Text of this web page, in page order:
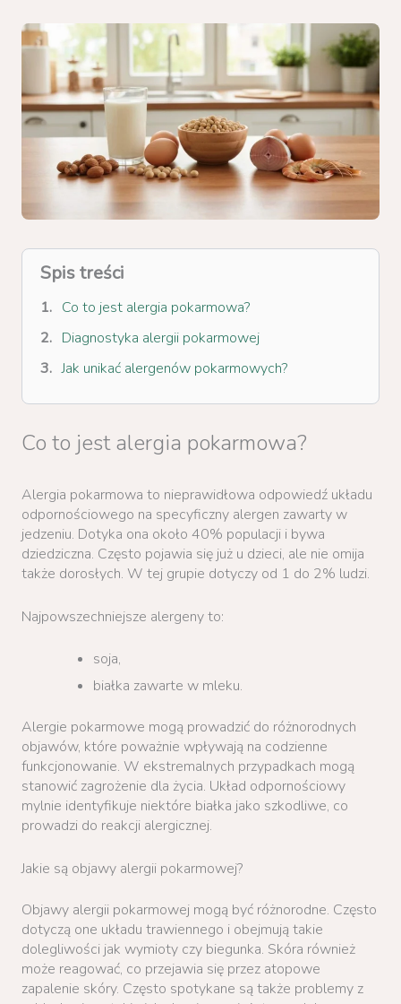
Spis treści
Co to jest alergia pokarmowa?
Diagnostyka alergii pokarmowej
Jak unikać alergenów pokarmowych?
Co to jest alergia pokarmowa?
Alergia pokarmowa to nieprawidłowa odpowiedź układu
odpornościowego na specyficzny alergen zawarty w
jedzeniu. Dotyka ona około 40% populacji i bywa
dziedziczna. Często pojawia się już u dzieci, ale nie omija
także dorosłych. W tej grupie dotyczy od 1 do 2% ludzi.
Najpowszechniejsze alergeny to:
soja,
białka zawarte w mleku.
Alergie pokarmowe mogą prowadzić do różnorodnych
objawów, które poważnie wpływają na codzienne
funkcjonowanie. W ekstremalnych przypadkach mogą
stanowić zagrożenie dla życia. Układ odpornościowy
mylnie identyfikuje niektóre białka jako szkodliwe, co
prowadzi do reakcji alergicznej.
Jakie są objawy alergii pokarmowej?
Objawy alergii pokarmowej mogą być różnorodne. Często
dotyczą one układu trawiennego i obejmują takie
dolegliwości jak wymioty czy biegunka. Skóra również
może reagować, co przejawia się przez atopowe
zapalenie skóry. Często spotykane są także problemy z